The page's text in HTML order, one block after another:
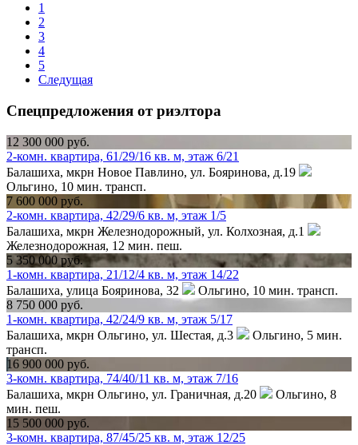
1
2
3
4
5
Следущая
Спецпредложения от риэлтора
12 300 000 руб.
2-комн. квартира, 61/29/16 кв. м, этаж 6/21
Балашиха, мкрн Новое Павлино, ул. Бояринова, д.19
Ольгино, 10 мин. трансп.
7 600 000 руб.
2-комн. квартира, 42/29/6 кв. м, этаж 1/5
Балашиха, мкрн Железнодорожный, ул. Колхозная, д.1
Железнодорожная, 12 мин. пеш.
5 350 000 руб.
1-комн. квартира, 21/12/4 кв. м, этаж 14/22
Балашиха, улица Бояринова, 32
Ольгино, 10 мин. трансп.
8 750 000 руб.
1-комн. квартира, 42/24/9 кв. м, этаж 5/17
Балашиха, мкрн Ольгино, ул. Шестая, д.3
Ольгино, 5 мин.
трансп.
16 900 000 руб.
3-комн. квартира, 74/40/11 кв. м, этаж 7/16
Балашиха, мкрн Ольгино, ул. Граничная, д.20
Ольгино, 8
мин. пеш.
15 500 000 руб.
3-комн. квартира, 87/45/25 кв. м, этаж 12/25